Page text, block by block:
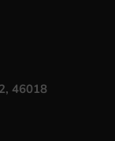
46018